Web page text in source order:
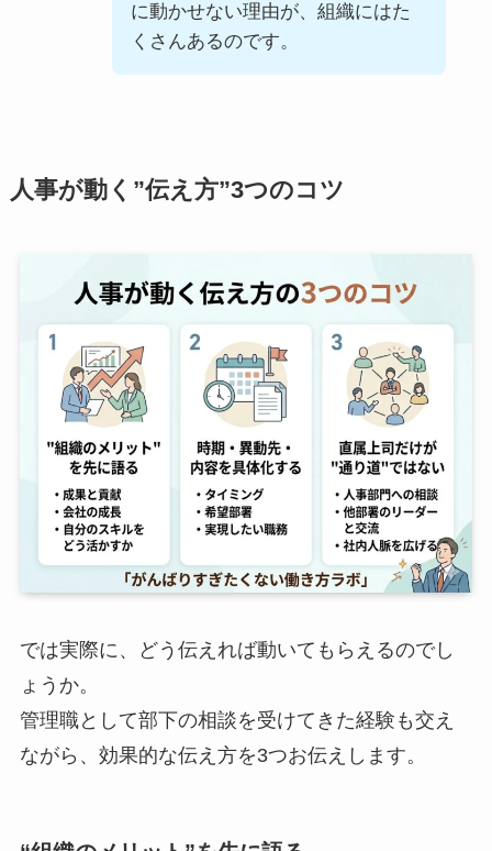
に動かせない理由が、組織にはた
くさんあるのです。
人事が動く”伝え方”3つのコツ
では実際に、どう伝えれば動いてもらえるのでし
ょうか。
管理職として部下の相談を受けてきた経験も交え
ながら、効果的な伝え方を3つお伝えします。